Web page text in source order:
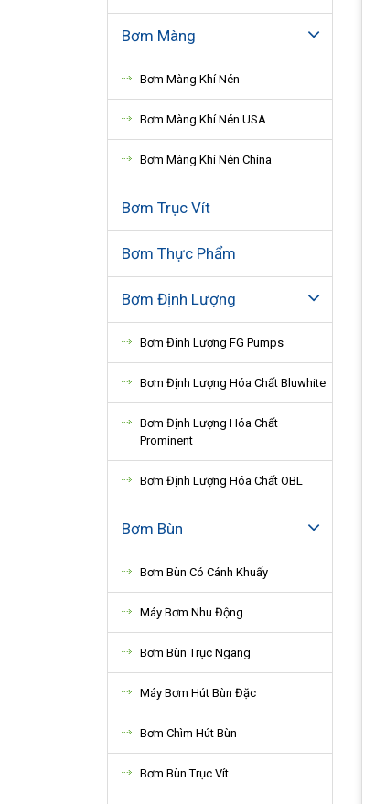
Bơm Màng
Bơm Màng Khí Nén
Bơm Màng Khí Nén USA
Bơm Màng Khí Nén China
Bơm Trục Vít
Bơm Thực Phẩm
Bơm Định Lượng
Bơm Định Lượng FG Pumps
Bơm Định Lượng Hóa Chất Bluwhite
Bơm Định Lượng Hóa Chất
Prominent
Bơm Định Lượng Hóa Chất OBL
Bơm Bùn
Bơm Bùn Có Cánh Khuấy
Máy Bơm Nhu Động
Bơm Bùn Trục Ngang
Máy Bơm Hút Bùn Đặc
Bơm Chìm Hút Bùn
Bơm Bùn Trục Vít